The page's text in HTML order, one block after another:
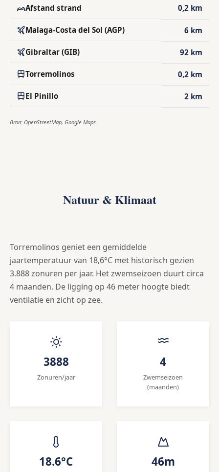
Afstand strand 0,2 km
Malaga-Costa del Sol (AGP) 6 km
Gibraltar (GIB) 92 km
Torremolinos 0,2 km
El Pinillo 2 km
Bron: OpenStreetMap, Google Maps
Natuur & Klimaat
Torremolinos geniet een gemiddelde
jaartemperatuur van 18,6°C met historisch gezien
3.888 zonuren per jaar. Het zwemseizoen duurt circa
4 maanden. De ligging op 46 meter hoogte biedt
ventilatie en zicht op zee.
3888
Zonuren/jaar
4
Zwemseizoen
(maanden)
18.6°C 46m